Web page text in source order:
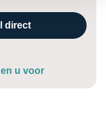
direct
u voor